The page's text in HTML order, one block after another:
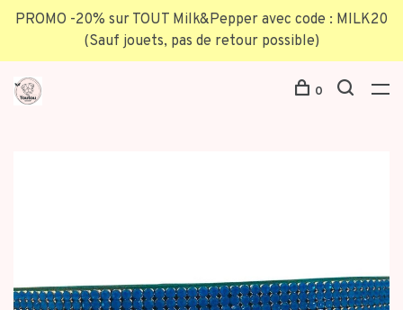
PROMO -20% sur TOUT Milk&Pepper avec code : MILK20
(Sauf jouets, pas de retour possible)
0